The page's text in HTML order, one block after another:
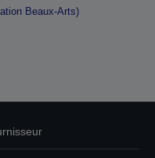
Beaux-Arts)